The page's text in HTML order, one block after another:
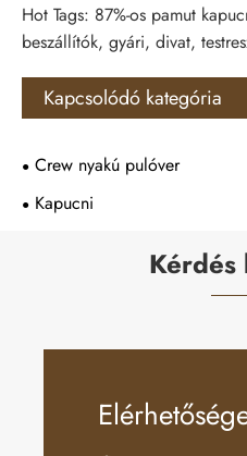
Hot Tags: 87%-os pamut
beszállítók, gyári, divat,
Kapcsolódó kategória
Crew nyakú pulóver
Kapucni
Kérdés